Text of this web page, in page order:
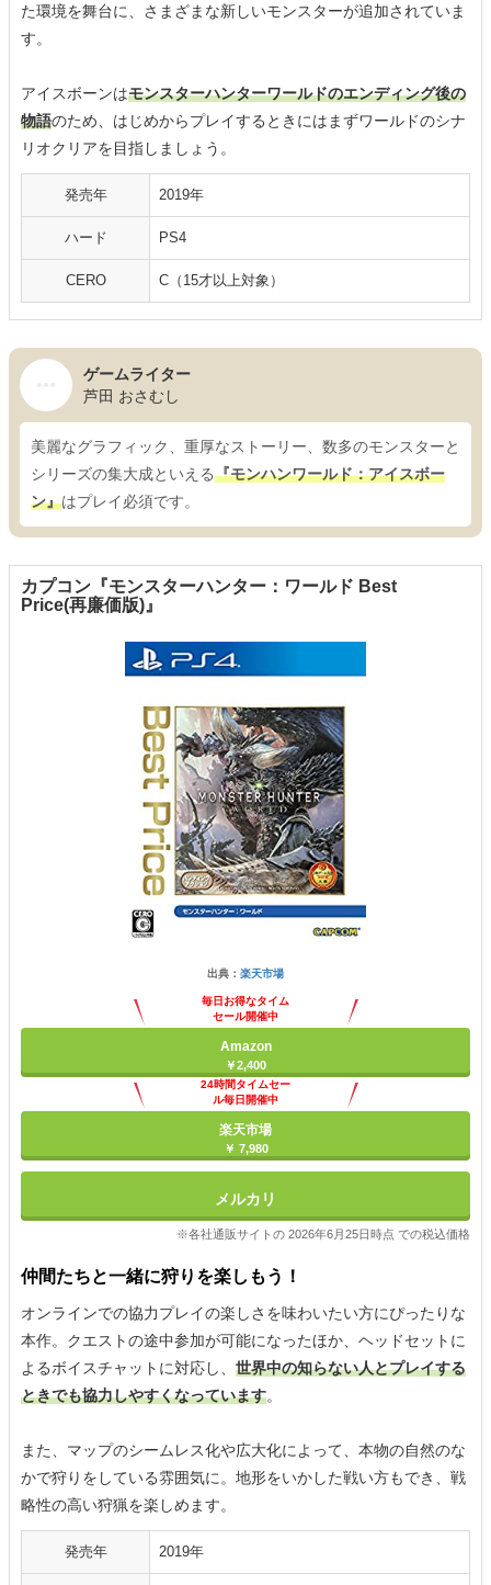
た環境を舞台に、さまざまな新しいモンスターが追加されていま
す。
アイスボーンはモンスターハンターワールドのエンディング後の
物語のため、はじめからプレイするときにはまずワールドのシナ
リオクリアを目指しましょう。
発売年 2019年
ハード PS4
CERO C（15才以上対象）
ゲームライター
芦田 おさむし
美麗なグラフィック、重厚なストーリー、数多のモンスターと
シリーズの集大成といえる『モンハンワールド：アイスボー
ン』はプレイ必須です。
カプコン『モンスターハンター：ワールド Best
Price(再廉価版)』
出典： 楽天市場
毎日お得なタイム
セール開催中
Amazon
￥2,400
24時間タイムセー
ル毎日開催中
楽天市場
￥ 7,980
メルカリ
※各社通販サイトの 2026年6月25日時点 での税込価格
仲間たちと一緒に狩りを楽しもう！
オンラインでの協力プレイの楽しさを味わいたい方にぴったりな
本作。クエストの途中参加が可能になったほか、ヘッドセットに
よるボイスチャットに対応し、 世界中の知らない人とプレイする
ときでも協力しやすくなっています。
また、マップのシームレス化や広大化によって、本物の自然のな
かで狩りをしている雰囲気に。地形をいかした戦い方もでき、戦
略性の高い狩猟を楽しめます。
発売年 2019年